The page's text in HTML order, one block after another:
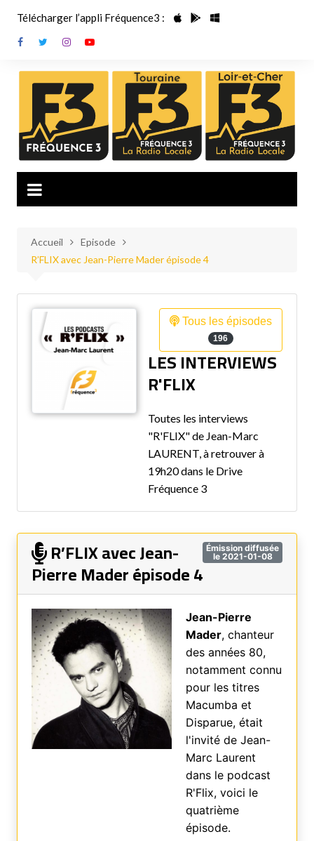
contenu
Télécharger l’appli Fréquence3 :
Accueil
Episode
R’FLIX avec Jean-Pierre Mader épisode 4
Tous les épisodes
196
LES INTERVIEWS
R'FLIX
Toutes les interviews
"R'FLIX" de Jean-Marc
LAURENT, à retrouver à
19h20 dans le Drive
Fréquence 3
Émission diffusée
le 2021-01-08
R’FLIX avec Jean-
Pierre Mader épisode 4
Jean-Pierre
Mader, chanteur
des années 80,
notamment connu
pour les titres
Macumba et
Disparue, était
l'invité de Jean-
Marc Laurent
dans le podcast
R'Flix, voici le
quatrième
épisode.